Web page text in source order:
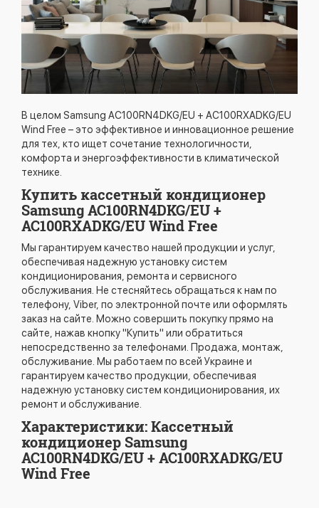
В целом Samsung AC100RN4DKG/EU + AC100RXADKG/EU
Wind Free – это эффективное и инновационное решение
для тех, кто ищет сочетание технологичности,
комфорта и энергоэффективности в климатической
технике.
Купить кассетный кондиционер
Samsung AC100RN4DKG/EU +
AC100RXADKG/EU Wind Free
Мы гарантируем качество нашей продукции и услуг,
обеспечивая надежную установку систем
кондиционирования, ремонта и сервисного
обслуживания. Не стесняйтесь обращаться к нам по
телефону, Viber, по электронной почте или оформлять
заказ на сайте. Можно совершить покупку прямо на
сайте, нажав кнопку "Купить" или обратиться
непосредственно за телефонами. Продажа, монтаж,
обслуживание. Мы работаем по всей Украине и
гарантируем качество продукции, обеспечивая
надежную установку систем кондиционирования, их
ремонт и обслуживание.
Характеристики: Кассетный
кондиционер Samsung
AC100RN4DKG/EU + AC100RXADKG/EU
Wind Free